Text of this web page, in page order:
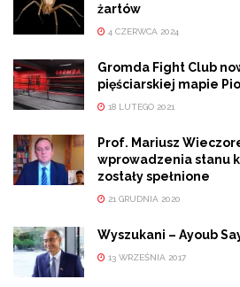
żartów
4 CZERWCA 2024
Gromda Fight Club
pięściarskiej mapie
18 LUTEGO 2021
Prof. Mariusz
wprowadzenia stanu
zostały spełnione
21 GRUDNIA 2020
Wyszukani – Ayoub
13 WRZEŚNIA 2017